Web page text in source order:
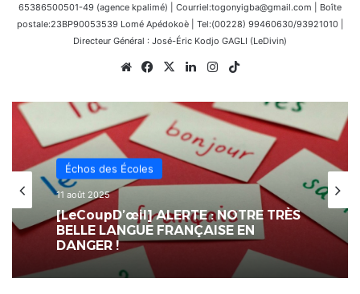
65386500501-49 (agence kpalimé) | Courriel:togonyigba@gmail.com | Boîte
postale:23BP90053539 Lomé Apédokoè | Tel:(00228) 99460630/93921010 |
Directeur Général : José-Éric Kodjo GAGLI (LeDivin)
WebsiteFacebook
X LinkedinInstagram
Culture
31 janvier 2025
Le Casting du festival d’humour
« Mon Premier Montreux 2025 » s’est
tenu à Lomé